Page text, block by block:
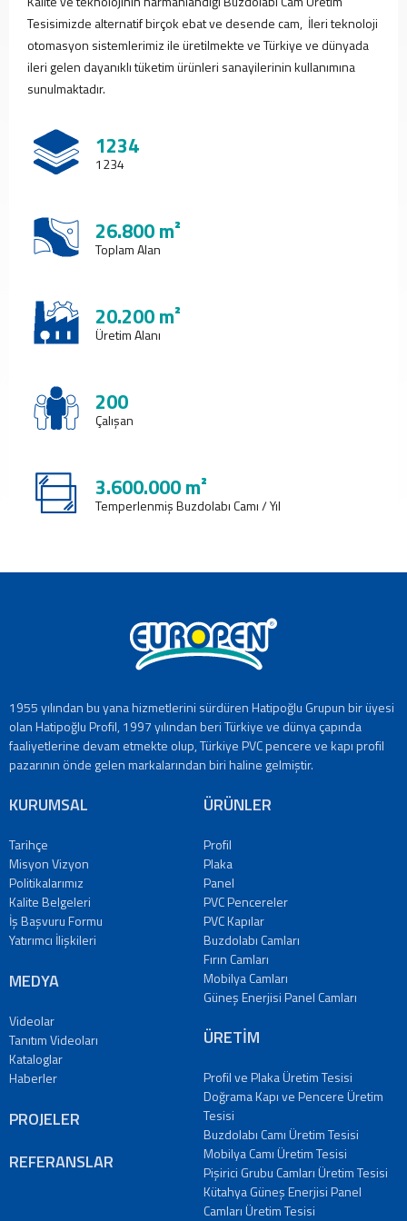
Pencereler
PVC
Kapılar
Buzdolabı
Fırın
Camları
Mobilya
Güneş
Enerjisi
Panel
ÜRETİM
PROJELER
Videolar
Tanıtım
Haberler
Makaleler
DE
|
FR
IT
Tesisimizde alternatif birçok ebat ve desende cam, İleri teknoloji
otomasyon sistemlerimiz ile üretilmekte ve Türkiye ve dünyada
ileri gelen dayanıklı tüketim ürünleri sanayilerinin kullanımına
sunulmaktadır.
1234
1234
26.800 m²
Toplam Alan
20.200 m²
Üretim Alanı
200
Çalışan
3.600.000 m²
Temperlenmiş Buzdolabı Camı / Yıl
1955 yılından bu yana hizmetlerini sürdüren Hatipoğlu Grupun bir üyesi
olan Hatipoğlu Profil, 1997 yılından beri Türkiye ve dünya çapında
faaliyetlerine devam etmekte olup, Türkiye PVC pencere ve kapı profil
pazarının önde gelen markalarından biri haline gelmiştir.
KURUMSAL
Tarihçe
Misyon Vizyon
Politikalarımız
Kalite Belgeleri
İş Başvuru Formu
Yatırımcı İlişkileri
MEDYA
Videolar
Tanıtım Videoları
Kataloglar
Haberler
PROJELER
REFERANSLAR
ÜRÜNLER
Profil
Plaka
Panel
PVC Pencereler
PVC Kapılar
Buzdolabı Camları
Fırın Camları
Mobilya Camları
Güneş Enerjisi Panel Camları
ÜRETİM
Profil ve Plaka Üretim Tesisi
Doğrama Kapı ve Pencere Üretim
Tesisi
Buzdolabı Camı Üretim Tesisi
Mobilya Camı Üretim Tesisi
Pişirici Grubu Camları Üretim Tesisi
Kütahya Güneş Enerjisi Panel
Camları Üretim Tesisi